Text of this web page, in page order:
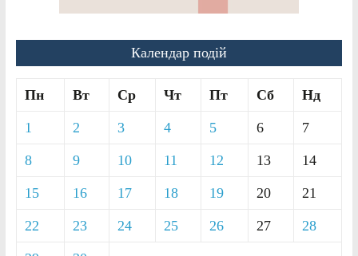
Календар подій
Пн Вт Ср Чт Пт Сб Нд
1 2 3 4 5 6 7
8 9 10 11 12 13 14
15 16 17 18 19 20 21
22 23 24 25 26 27 28